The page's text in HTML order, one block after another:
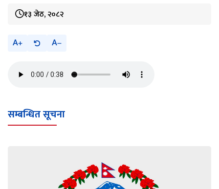
१३ जेठ, २०८२
A A
सम्बन्धित सूचना